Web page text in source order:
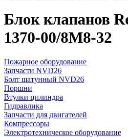
Блок клапанов
1370-00/8M8-32
Пожарное оборудование
Запчасти NVD26
Болт шатунный NVD26
Поршни
Втулки цилиндра
Гидравлика
Запчасти для двигателей
Компрессоры
Электротехническое оборудование